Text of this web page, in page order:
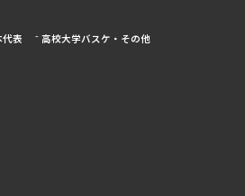
代表 高校大学バスケ・その他